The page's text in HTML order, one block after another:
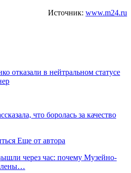
Источник: www.m24.ru
отказали в нейтральном статусе
что боролась за качество
Еще от автора
через час: почему Музейно-